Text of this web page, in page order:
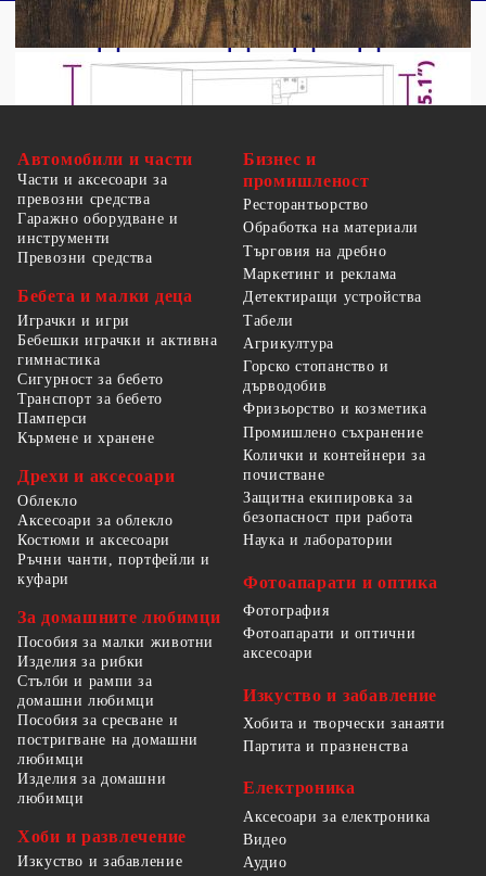
Автомобили и части
Части и аксесоари за
превозни средства
Гаражно оборудване и
инструменти
Превозни средства
Бебета и малки деца
Играчки и игри
Бебешки играчки и активна
гимнастика
Сигурност за бебето
Транспорт за бебето
Памперси
Кърмене и хранене
Дрехи и аксесоари
Облекло
Аксесоари за облекло
Костюми и аксесоари
Ръчни чанти, портфейли и
куфари
За домашните любимци
Пособия за малки животни
Изделия за рибки
Стълби и рампи за
домашни любимци
Пособия за сресване и
постригване на домашни
любимци
Изделия за домашни
любимци
Хоби и развлечение
Изкуство и забавление
Бизнес и
промишленост
Ресторантьорство
Обработка на материали
Търговия на дребно
Маркетинг и реклама
Детектиращи устройства
Табели
Агрикултура
Горско стопанство и
дърводобив
Фризьорство и козметика
Промишлено съхранение
Колички и контейнери за
почистване
Защитна екипировка за
безопасност при работа
Наука и лаборатории
Фотоапарати и оптика
Фотография
Фотоапарати и оптични
аксесоари
Изкуство и забавление
Хобита и творчески занаяти
Партита и празненства
Електроника
Аксесоари за електроника
Видео
Аудио